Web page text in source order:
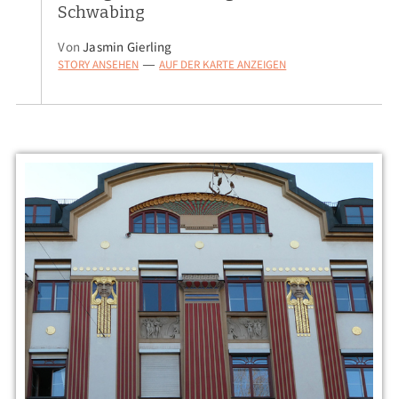
Schwabing
VonJasmin Gierling
STORY ANSEHEN — AUF DER KARTE ANZEIGEN